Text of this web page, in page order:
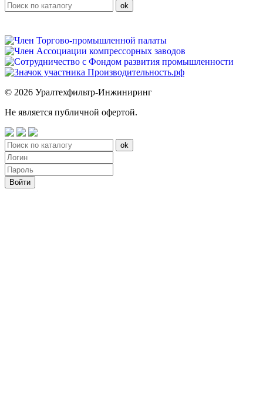
© 2026 Уралтехфильтр-Инжиниринг
Не является публичной офертой.